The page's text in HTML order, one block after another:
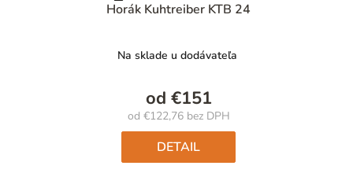
Horák Kuhtreiber KTB 24
Na sklade u dodávateľa
od €151
od €122,76bez DPH
Jednotková
cena:
DETAIL